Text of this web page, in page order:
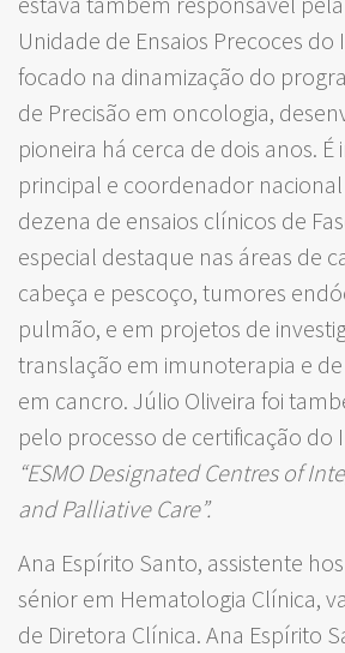
Unidade de Ensaios Precoces
focado na dinamização do
de Precisão em oncologia,
pioneira há cerca de dois anos. É
principal e coordenador
dezena de ensaios clínicos de
especial destaque nas áreas de
cabeça e pescoço, tumores
pulmão, e em projetos de
translação em imunoterapia e
em cancro. Júlio Oliveira foi
pelo processo de certificação do
“ESMO Designated Centres of
and Palliative Care”.
Ana Espírito Santo, assistente
sénior em Hematologia Clínica,
de Diretora Clínica. Ana Espírito